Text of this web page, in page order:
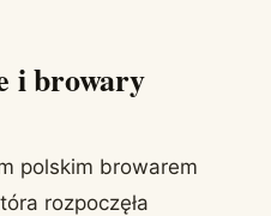
i browary
polskim browarem
rozpoczęła